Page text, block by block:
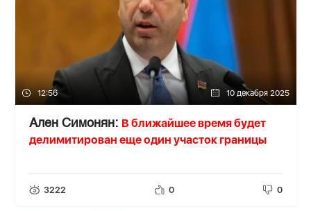
12:56 10 декабря 2025
Ален Симонян: В ближайшее время будет
делимитирован еще один участок границы
3222 0 0